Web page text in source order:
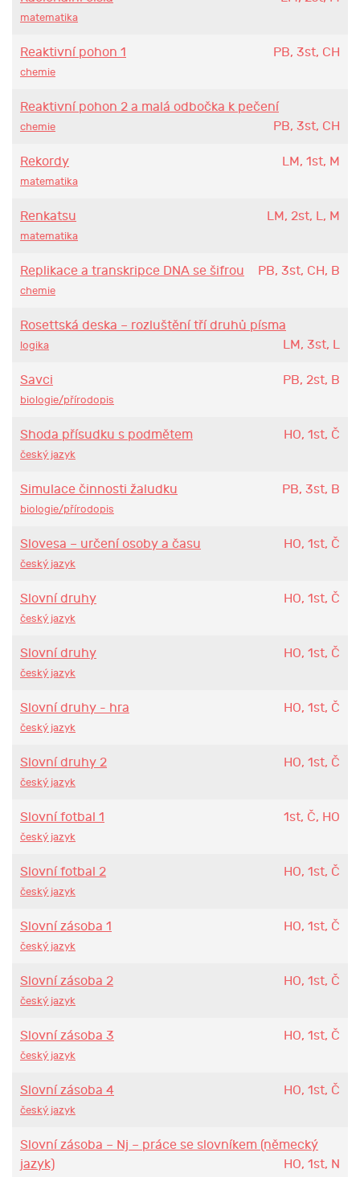
matematika
Reaktivní pohon 1 PB, 3st, CH
chemie
Reaktivní pohon 2 a malá odbočka k pečení
PB, 3st, CH
chemie
Rekordy LM, 1st, M
matematika
Renkatsu LM, 2st, L, M
matematika
Replikace a transkripce DNA se šifrou PB, 3st, CH, B
chemie
Rosettská deska – rozluštění tří druhů písma
LM, 3st, L
logika
Savci PB, 2st, B
biologie/přírodopis
Shoda přísudku s podmětem HO, 1st, Č
český jazyk
Simulace činnosti žaludku PB, 3st, B
biologie/přírodopis
Slovesa – určení osoby a času HO, 1st, Č
český jazyk
Slovní druhy HO, 1st, Č
český jazyk
Slovní druhy HO, 1st, Č
český jazyk
Slovní druhy - hra HO, 1st, Č
český jazyk
Slovní druhy 2 HO, 1st, Č
český jazyk
Slovní fotbal 1 1st, Č, HO
český jazyk
Slovní fotbal 2 HO, 1st, Č
český jazyk
Slovní zásoba 1 HO, 1st, Č
český jazyk
Slovní zásoba 2 HO, 1st, Č
český jazyk
Slovní zásoba 3 HO, 1st, Č
český jazyk
Slovní zásoba 4 HO, 1st, Č
český jazyk
Slovní zásoba – Nj – práce se slovníkem (německý
jazyk)
HO, 1st, N